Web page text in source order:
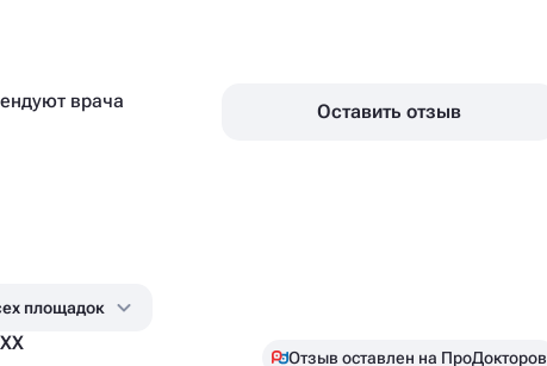
врача Оставить отзыв
площадок
Отзыв оставлен на ПроДокторов